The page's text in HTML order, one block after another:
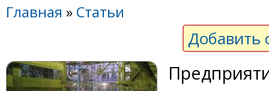
Главная » Статьи
Добавить